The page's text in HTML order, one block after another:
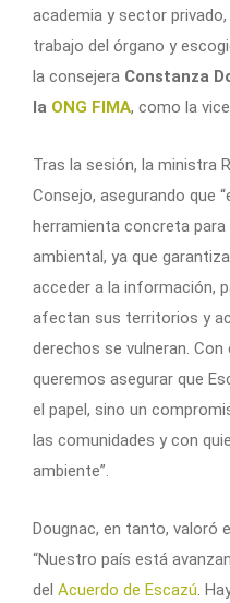
academia y sector
trabajo del órgano y
la consejera Constanza
la ONG FIMA, como la
Tras la sesión, la ministra
Consejo, asegurando que
herramienta concreta
ambiental, ya que
acceder a la información,
afectan sus territorios y
derechos se vulneran.
queremos asegurar que
el papel, sino un
las comunidades y con
ambiente”.
Dougnac, en tanto, valoró
“Nuestro país está
del Acuerdo de Escazú.